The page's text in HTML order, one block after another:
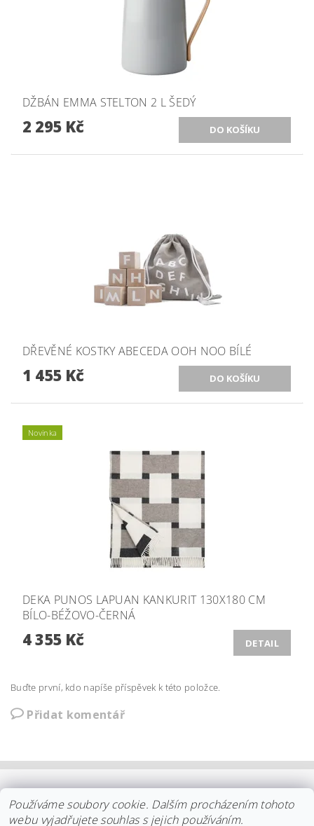
DŽBÁN EMMA STELTON 2 L ŠEDÝ
2 295 Kč
DŘEVĚNÉ KOSTKY ABECEDA OOH NOO BÍLÉ
1 455 Kč
Novinka
DEKA PUNOS LAPUAN KANKURIT 130X180 CM
BÍLO-BÉŽOVO-ČERNÁ
4 355 Kč DETAIL
Buďte první, kdo napíše příspěvek k této položce.
Přidat komentář
| KOLEKCE STELTON | DISTRIBUCE IITTALA |
REKLAMACE/ODSTOUPENÍ | VŠE O NÁKUPU | KDO JSME
Používáme soubory cookie. Dalším procházením tohoto
webu vyjadřujete souhlas s jejich používáním.